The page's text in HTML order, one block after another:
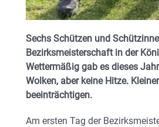
Sechs Schützen und
Bezirksmeisterschaft in der
Wettermäßig gab es dieses
Wolken, aber keine Hitze.
beeinträchtigen.
Am ersten Tag der